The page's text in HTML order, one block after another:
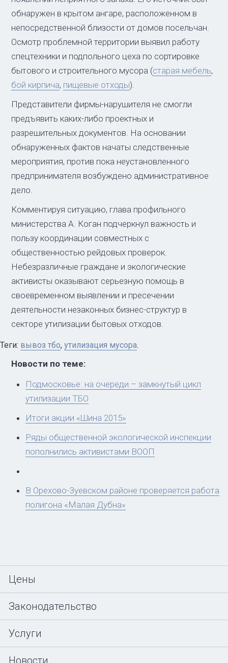
обнаружен в крытом ангаре, расположенном в
непосредственной близости от домов посельчан.
Осмотр проблемной территории выявил работу
спецтехники и подпольного цеха по сортировке
бытового и строительного мусора (старая мебель,
бой кирпича, пищевые отходы).
Представители фирмы-нарушителя не смогли
предъявить каких-либо проектных и
разрешительных документов. На основании
обнаруженных фактов начаты следственные
мероприятия, против пока неустановленного
предпринимателя возбуждено административное
дело.
Комментируя ситуацию, глава профильного
министерства А. Коган подчеркнул важность и
пользу координации совместных с
общественностью рейдовых проверок.
Небезразличные граждане и экологические
активисты оказывают серьезную помощь в
своевременном выявлении и пресечении
деятельности незаконных бизнес-структур в
секторе утилизации бытовых отходов.
Теги: вывоз тбо, утилизация мусора.
Новости по теме:
Подмосковье: на очереди – замкнутый цикл
утилизации ТБО
Итоги акции «Шина 2015»
Ряды общественной экологической инспекции
пополнились активистами ВООП
В Орехово-Зуевском районе проверяется работа
полигона «Малая Дубна»
Цены
Законодательство
Услуги
Новости